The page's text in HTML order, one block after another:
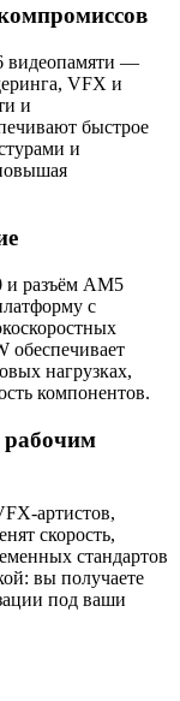
видеопамяти —
VFX и
и
быстрое
и
и разъём AM5
с
нагрузках,
компонентов.
рабочим
скорость,
стандартов
вы получаете
под ваши